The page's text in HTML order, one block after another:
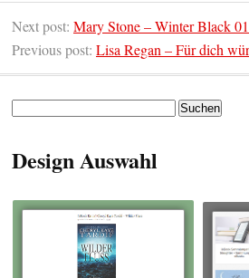
Next post: Mary Stone – Winter Black
Previous post: Lisa Regan – Für dich
Design Auswahl